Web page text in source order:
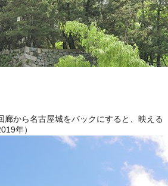
廊から名古屋城をバックにすると、映える
年）